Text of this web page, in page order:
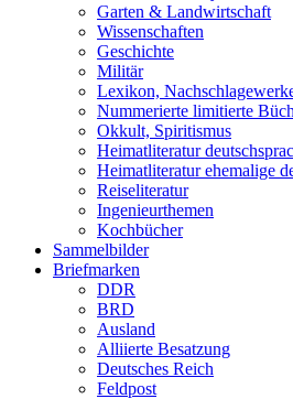
Garten & Landwirtschaft
Wissenschaften
Geschichte
Militär
Lexikon,
Nummerierte limitierte
Okkult, Spiritismus
Heimatliteratur
Heimatliteratur ehemalige
Reiseliteratur
Ingenieurthemen
Kochbücher
Sammelbilder
Briefmarken
DDR
BRD
Ausland
Alliierte Besatzung
Deutsches Reich
Feldpost